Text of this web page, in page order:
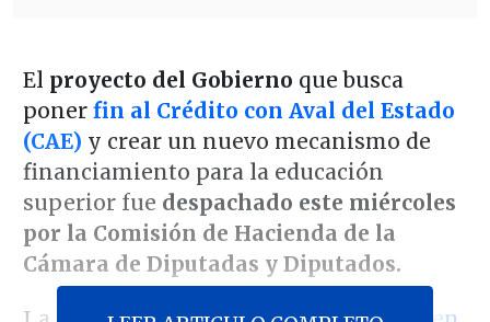
El proyecto del Gobierno que busca
poner fin al Crédito con Aval del Estado
(CAE) y crear un nuevo mecanismo de
financiamiento para la educación
superior fue despachado este miércoles
por la Comisión de Hacienda de la
Cámara de Diputadas y Diputados.